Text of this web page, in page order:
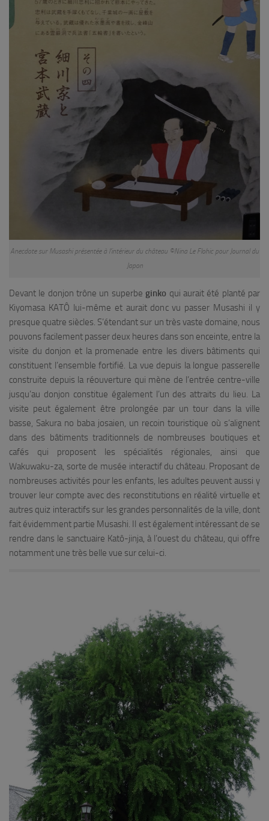
Anecdote sur Musashi présentée à l’intérieur du château ©Nina Le Flohic pour Journal du
Japon
Devant le donjon trône un superbe ginko qui aurait été planté par
Kiyomasa KATÔ lui-même et aurait donc vu passer Musashi il y
presque quatre siècles. S’étendant sur un très vaste domaine, nous
pouvons facilement passer deux heures dans son enceinte, entre la
visite du donjon et la promenade entre les divers bâtiments qui
constituent l’ensemble fortifié. La vue depuis la longue passerelle
construite depuis la réouverture qui mène de l’entrée centre-ville
jusqu’au donjon constitue également l’un des attraits du lieu. La
visite peut également être prolongée par un tour dans la ville
basse, Sakura no baba josaien, un recoin touristique où s’alignent
dans des bâtiments traditionnels de nombreuses boutiques et
cafés qui proposent les spécialités régionales, ainsi que
Wakuwaku-za, sorte de musée interactif du château. Proposant de
nombreuses activités pour les enfants, les adultes peuvent aussi y
trouver leur compte avec des reconstitutions en réalité virtuelle et
autres quiz interactifs sur les grandes personnalités de la ville, dont
fait évidemment partie Musashi. Il est également intéressant de se
rendre dans le sanctuaire Katô-jinja, à l’ouest du château, qui offre
notamment une très belle vue sur celui-ci.